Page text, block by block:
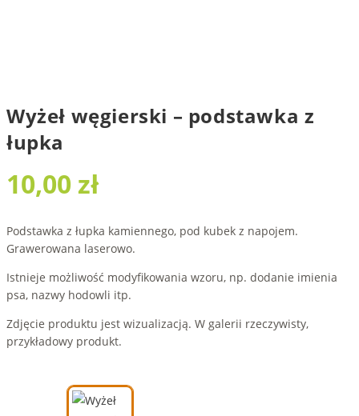
Wyżeł węgierski – podstawka z
łupka
10,00 zł
Podstawka z łupka kamiennego, pod kubek z napojem.
Grawerowana laserowo.
Istnieje możliwość modyfikowania wzoru, np. dodanie imienia
psa, nazwy hodowli itp.
Zdjęcie produktu jest wizualizacją. W galerii rzeczywisty,
przykładowy produkt.